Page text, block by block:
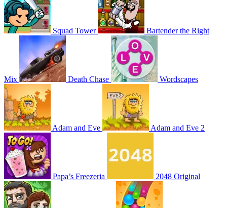
Squad Tower Bartender the Right
Mix Death Chase Wordscapes
Adam and Eve Adam and Eve 2
Papa’s Freezeria 2048 Original